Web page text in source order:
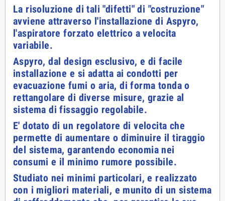
La risoluzione di tali "difetti" di "costruzione"
avviene attraverso l'installazione di Aspyro,
l'aspiratore forzato elettrico a velocita
variabile.
Aspyro, dal design esclusivo, e di facile
installazione e si adatta ai condotti per
evacuazione fumi o aria, di forma tonda o
rettangolare di diverse misure, grazie al
sistema di fissaggio regolabile.
E' dotato di un regolatore di velocita che
permette di aumentare o diminuire il tiraggio
del sistema, garantendo economia nei
consumi e il minimo rumore possibile.
Studiato nei minimi particolari, e realizzato
con i migliori materiali, e munito di un sistema